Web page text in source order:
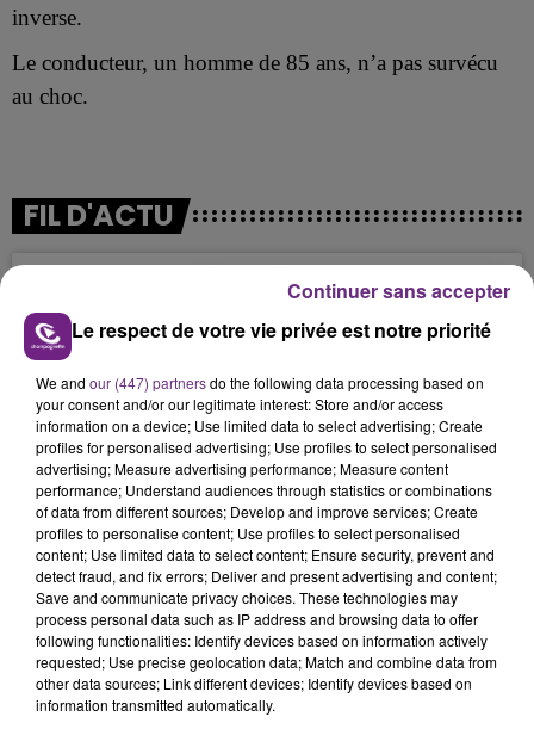
inverse.
Le conducteur, un homme de 85 ans, n’a pas survécu
au choc.
FIL D'ACTU
11h06
JAMAIS SANS MON FRÈRE
Julien Fourel n'a plus donné signé de vie depuis 5
mois. Sa sœur poursuit ses recherches pour le
retrouver.
Le respect de votre vie privée est notre priorité
We and our (447) partnersdo the following data processing based on
your consent and/or our legitimate interest: Store and/or access
information on a device; Use limited data to select advertising; Create
profiles for personalised advertising; Use profiles to select personalised
advertising; Measure advertising performance; Measure content
performance; Understand audiences through statistics or combinations
of data from different sources; Develop and improve services; Create
profiles to personalise content; Use profiles to select personalised
content; Use limited data to select content; Ensure security, prevent and
detect fraud, and fix errors; Deliver and present advertising and content;
Save and communicate privacy choices. These technologies may
process personal data such as IP address and browsing data to offer
following functionalities: Identify devices based on information actively
requested; Use precise geolocation data; Match and combine data from
other data sources; Link different devices; Identify devices based on
information transmitted automatically.
Continuer sans accepter